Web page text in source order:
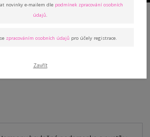
Bez výstuže
VÝPRODEJ: Harmony bavlněná
podprsenka s
novinky e-mailem dle podmínek zpracování osobních
údajů.
zpracováním osobních údajů pro účely registrace.
Zavřít